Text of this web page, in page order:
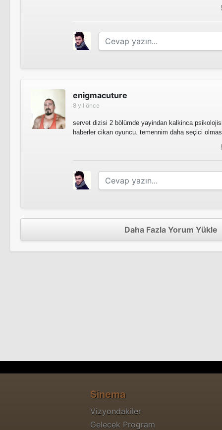
enigmacuture
8 yıl önce
servet dizisi 2 bölümde yayindan kalkinca
haberler cikan oyuncu. temennim daha seçici
Daha Fazla Yorum Yükle
Sinema
Vizyondakiler
Gelecek Program